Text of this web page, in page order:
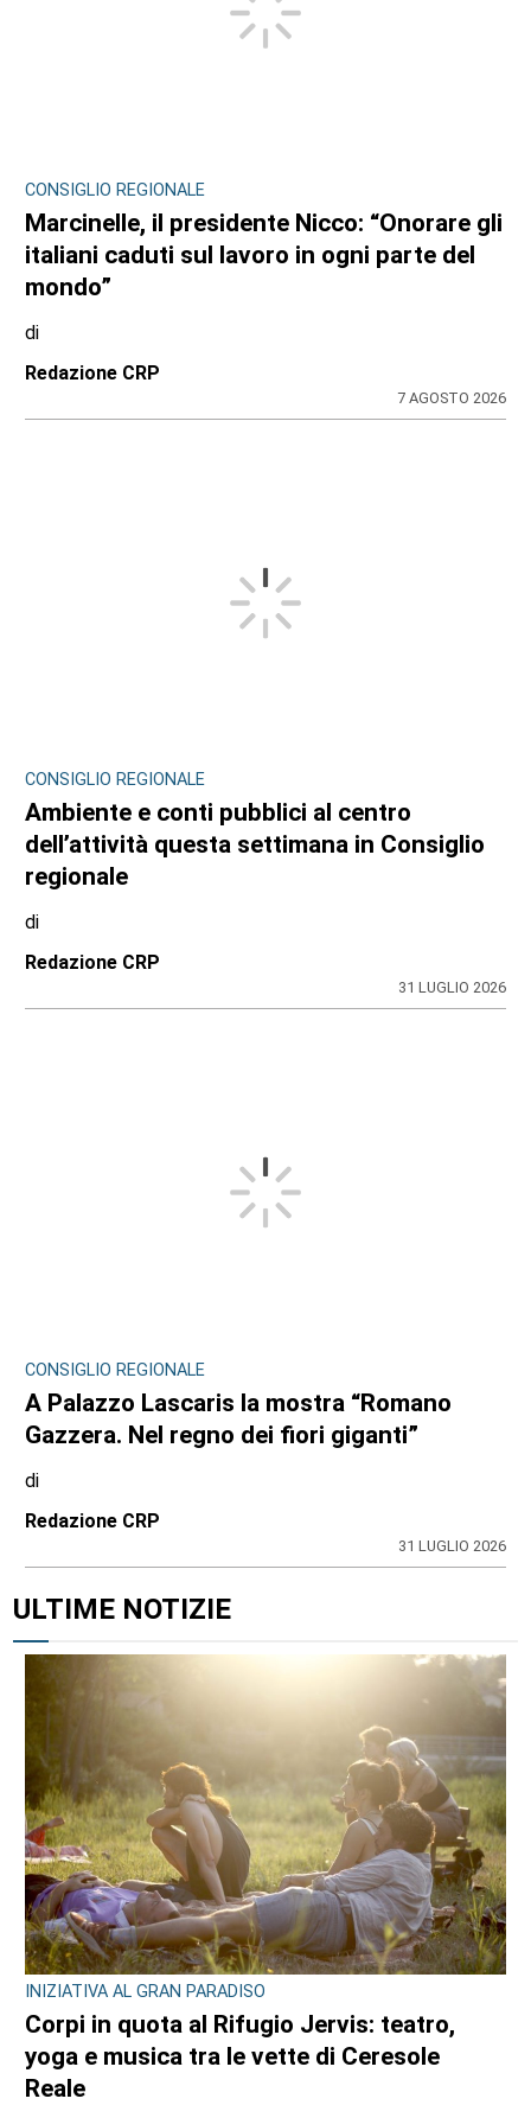
CONSIGLIO REGIONALE
Marcinelle, il presidente Nicco: “Onorare gli
italiani caduti sul lavoro in ogni parte del
mondo”
di
Redazione CRP
7 AGOSTO 2026
CONSIGLIO REGIONALE
Ambiente e conti pubblici al centro
dell’attività questa settimana in Consiglio
regionale
di
Redazione CRP
31 LUGLIO 2026
CONSIGLIO REGIONALE
A Palazzo Lascaris la mostra “Romano
Gazzera. Nel regno dei fiori giganti”
di
Redazione CRP
31 LUGLIO 2026
ULTIME NOTIZIE
INIZIATIVA AL GRAN PARADISO
Corpi in quota al Rifugio Jervis: teatro,
yoga e musica tra le vette di Ceresole
Reale